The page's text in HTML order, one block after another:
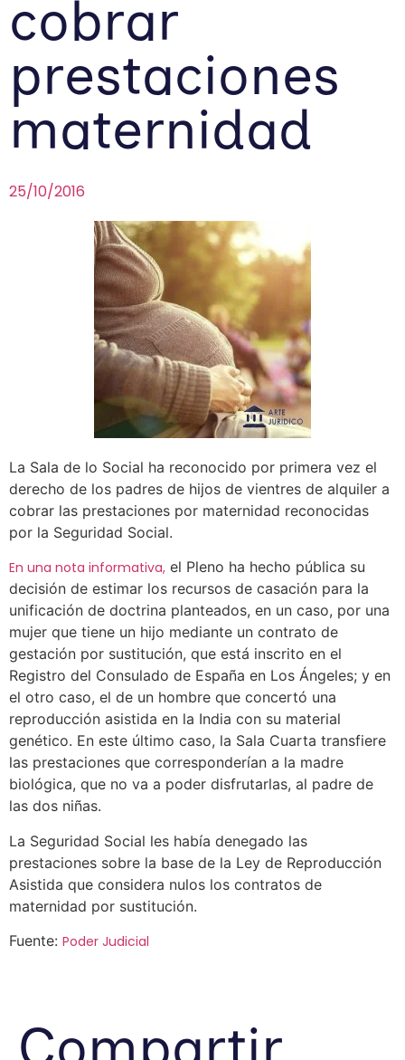
cobrar
prestaciones
maternidad
25/10/2016
La Sala de lo Social ha reconocido por primera vez el
derecho de los padres de hijos de vientres de alquiler a
cobrar las prestaciones por maternidad reconocidas
por la Seguridad Social.
En una nota informativa, el Pleno ha hecho pública su
decisión de estimar los recursos de casación para la
unificación de doctrina planteados, en un caso, por una
mujer que tiene un hijo mediante un contrato de
gestación por sustitución, que está inscrito en el
Registro del Consulado de España en Los Ángeles; y en
el otro caso, el de un hombre que concertó una
reproducción asistida en la India con su material
genético. En este último caso, la Sala Cuarta transfiere
las prestaciones que corresponderían a la madre
biológica, que no va a poder disfrutarlas, al padre de
las dos niñas.
La Seguridad Social les había denegado las
prestaciones sobre la base de la Ley de Reproducción
Asistida que considera nulos los contratos de
maternidad por sustitución.
Fuente: Poder Judicial